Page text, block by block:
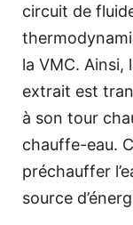
circuit de
la VMC. Ainsi,
extrait est
à son tour
chauffe-eau.
préchauffer
source